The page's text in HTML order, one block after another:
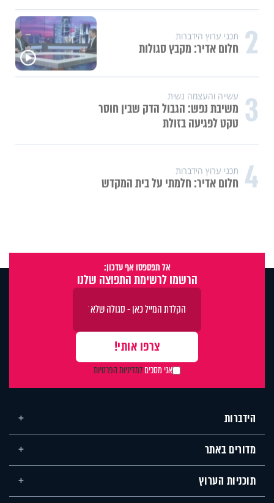
2 תכני ערוץ הידברות
חלום אדיר: מקבץ סגולות
3 עשייה והעצמה נשית
משיבת נפש: הגבול הדק שבין חוסר
טקט לפגיעה בזולת
4 תכני ערוץ הידברות
חלום אדיר: חלמתי על בית המקדש
אל תפספסו אף עדכון:
הרשמו לרשימת התפוצה שלנו
אני מסכיםלמדיניות הפרטיות
הידברות
מדורים באתר
תוכניות הערוץ